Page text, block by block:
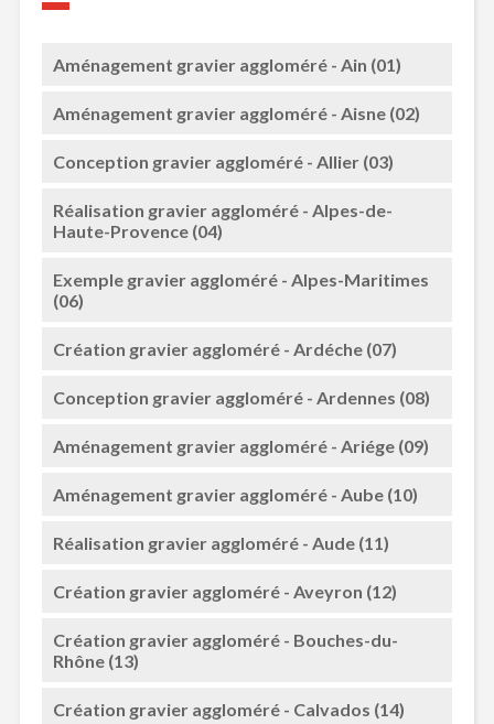
Aménagement gravier aggloméré - Ain (01)
Aménagement gravier aggloméré - Aisne (02)
Conception gravier aggloméré - Allier (03)
Réalisation gravier aggloméré - Alpes-de-
Haute-Provence (04)
Exemple gravier aggloméré - Alpes-Maritimes
(06)
Création gravier aggloméré - Ardéche (07)
Conception gravier aggloméré - Ardennes (08)
Aménagement gravier aggloméré - Ariége (09)
Aménagement gravier aggloméré - Aube (10)
Réalisation gravier aggloméré - Aude (11)
Création gravier aggloméré - Aveyron (12)
Création gravier aggloméré - Bouches-du-
Rhône (13)
Création gravier aggloméré - Calvados (14)